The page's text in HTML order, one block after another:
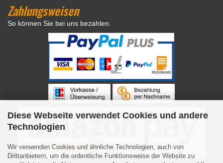
Diese Webseite verwendet Cookies und andere
Technologien
Wir verwenden Cookies und ähnliche Technologien, auch von
Drittanbietern, um die ordentliche Funktionsweise der Website zu
Zahlungsweisen
So können Sie bei uns bezahlen.